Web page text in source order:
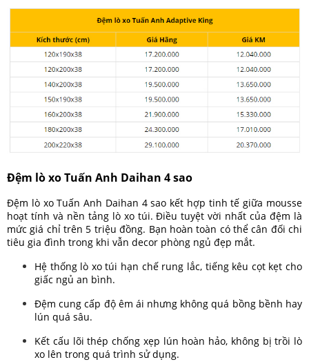
Đệm lò xo Tuấn Anh Daihan 4 sao
Đệm lò xo Tuấn Anh Daihan 4 sao kết hợp tinh tế giữa mousse
hoạt tính và nền tảng lò xo túi. Điều tuyệt vời nhất của đệm là
mức giá chỉ trên 5 triệu đồng. Bạn hoàn toàn có thể cân đối chi
tiêu gia đình trong khi vẫn decor phòng ngủ đẹp mắt.
Hệ thống lò xo túi hạn chế rung lắc, tiếng kêu cọt kẹt cho
giấc ngủ an bình.
Đệm cung cấp độ êm ái nhưng không quá bồng bềnh hay
lún quá sâu.
Kết cấu lõi thép chống xẹp lún hoàn hảo, không bị trồi lò
xo lên trong quá trình sử dụng.